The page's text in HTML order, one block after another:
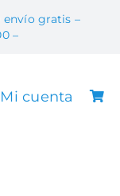
gratis –
–
Mi cuenta